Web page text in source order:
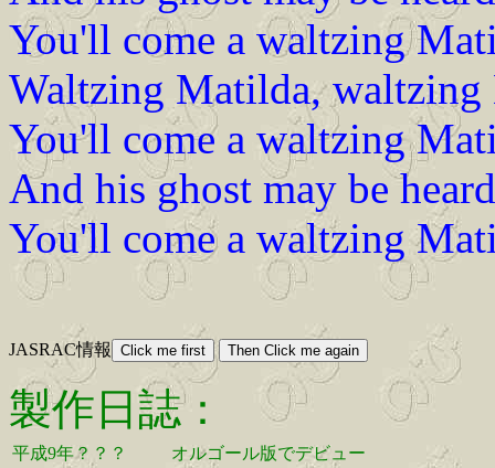
You'll come a waltzing
Waltzing Matilda,
You'll come a waltzing
And his ghost may be
You'll come a waltzing
JASRAC情報
製作日誌：
平成9年？？？
オルゴール版でデビュー